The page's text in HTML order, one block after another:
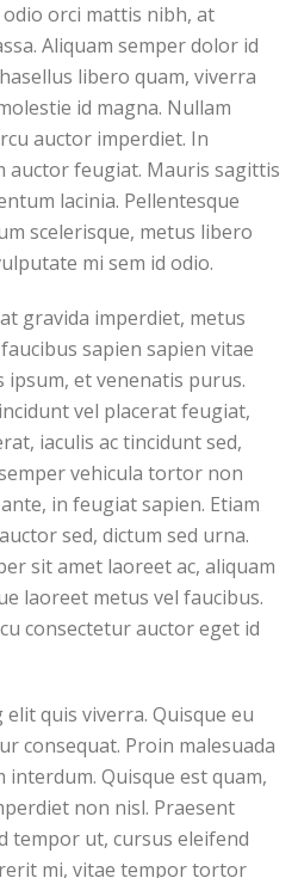
orci mattis nibh, at
Aliquam semper dolor id
libero quam, viverra
id magna. Nullam
auctor imperdiet. In
auctor feugiat. Mauris sagittis
lacinia. Pellentesque
scelerisque, metus libero
mi sem id odio.
gravida imperdiet, metus
sapien sapien vitae
ipsum, et venenatis purus.
vel placerat feugiat,
iaculis ac tincidunt sed,
vehicula tortor non
in feugiat sapien. Etiam
sed, dictum sed urna.
sit amet laoreet ac, aliquam
laoreet metus vel faucibus.
consectetur auctor eget id
quis viverra. Quisque eu
consequat. Proin malesuada
interdum. Quisque est quam,
non nisl. Praesent
tempor ut, cursus eleifend
mi, vitae tempor tortor